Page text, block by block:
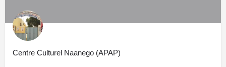
Centre Culturel Naanego (APAP)